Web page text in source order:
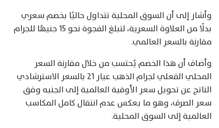
وأشار إلى أن السوق المحلية تتداول حاليًا بخصم سعري
بدلًا من العلاوة السعرية، لتبلغ الفجوة نحو 15 جنيهًا للجرام
مقارنة بالسعر العالمي.
وأضاف أن هذا الخصم يُحتسب من خلال مقارنة السعر
المحلي الفعلي لجرام الذهب عيار 21 بالسعر الاسترشادي
الناتج عن تحويل سعر الأوقية العالمية إلى الجنيه وفق
سعر الصرف، وهو ما يعكس عدم انتقال كامل المكاسب
العالمية إلى السوق المحلية.